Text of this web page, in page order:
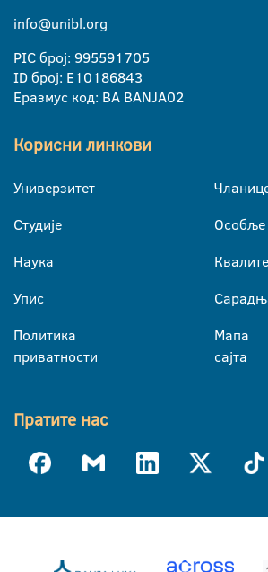
info@unibl.org
PIC број: 995591705
ID број: E10186843
Еразмус код: BA BANJA02
Корисни линкови
Универзитет
Студије
Наука
Упис
Политика
приватности
Особље
Мапа
сајта
Пратите нас